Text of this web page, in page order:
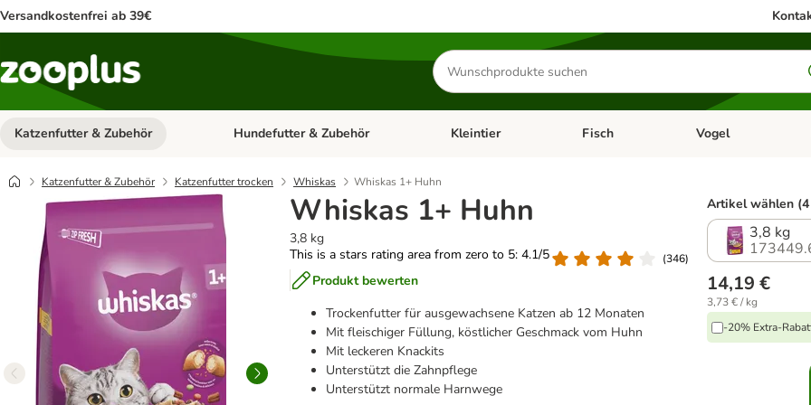
Versandkostenfrei ab 39€
Produkte
suchen
Katzenfutter & Zubehör Kategorie-Menü öffnen: Katzenfutter & Zubehör
Hundefutter & Zubehör Kategorie-Menü öffnen: Hundefutter & Zubehör
Kleintier Kategorie-Menü öffnen: Kleintier
Fisch Kategorie-Menü
Vogel
Katzenfutter & Zubehör Katzenfutter trocken Whiskas Whiskas 1+ Huhn
Whiskas 1+ Huhn
3,8 kg
This is a stars rating area from zero to 5: 4.1/5
(346)
Produkt bewerten
Trockenfutter für ausgewachsene Katzen ab 12 Monaten
Mit fleischiger Füllung, köstlicher Geschmack vom Huhn
Mit leckeren Knackits
Unterstützt die Zahnpflege
Unterstützt normale Harnwege
Artikel wählen
3,8 kg
14,19 €
3,73 € / kg
-20% Extra-